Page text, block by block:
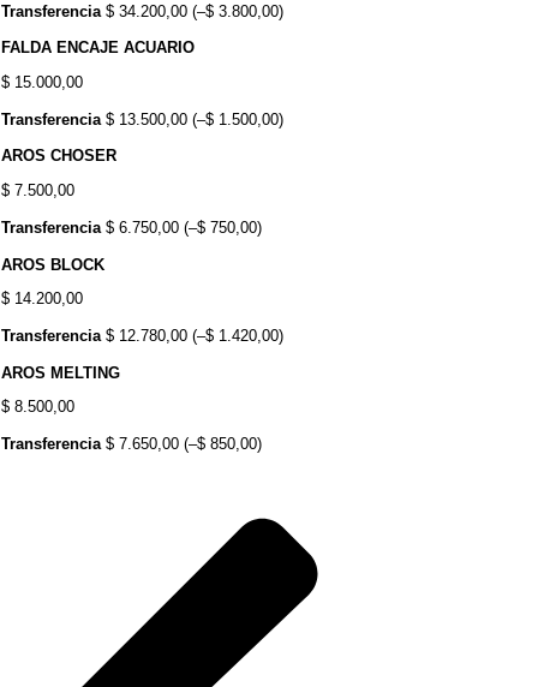
Transferencia $ 34.200,00 (–$ 3.800,00)
FALDA ENCAJE ACUARIO
$ 15.000,00
Transferencia $ 13.500,00 (–$ 1.500,00)
AROS CHOSER
$ 7.500,00
Transferencia $ 6.750,00 (–$ 750,00)
AROS BLOCK
$ 14.200,00
Transferencia $ 12.780,00 (–$ 1.420,00)
AROS MELTING
$ 8.500,00
Transferencia $ 7.650,00 (–$ 850,00)